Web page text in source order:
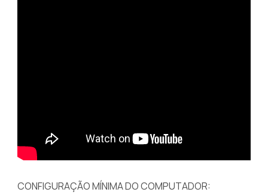
CONFIGURAÇÃO MÍNIMA DO COMPUTADOR: